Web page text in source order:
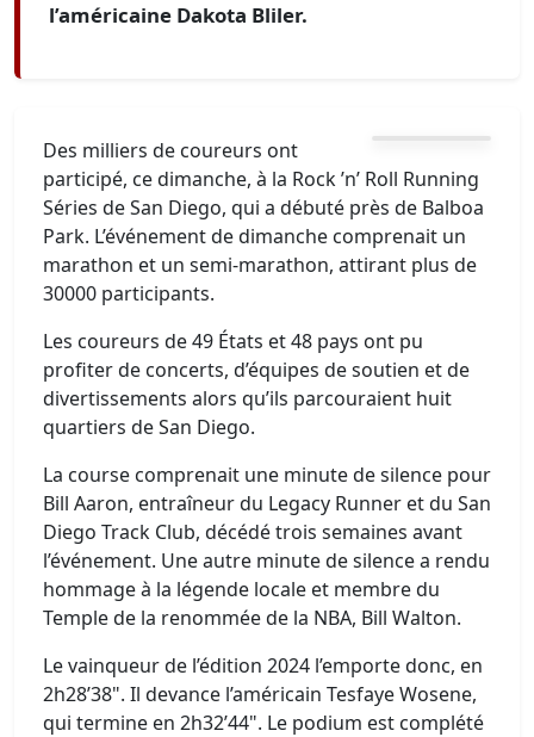
l’américaine Dakota Bliler.
Des milliers de coureurs ont
participé, ce dimanche, à la Rock ’n’ Roll Running
Séries de San Diego, qui a débuté près de Balboa
Park. L’événement de dimanche comprenait un
marathon et un semi-marathon, attirant plus de
30000 participants.
Les coureurs de 49 États et 48 pays ont pu
profiter de concerts, d’équipes de soutien et de
divertissements alors qu’ils parcouraient huit
quartiers de San Diego.
La course comprenait une minute de silence pour
Bill Aaron, entraîneur du Legacy Runner et du San
Diego Track Club, décédé trois semaines avant
l’événement. Une autre minute de silence a rendu
hommage à la légende locale et membre du
Temple de la renommée de la NBA, Bill Walton.
Le vainqueur de l’édition 2024 l’emporte donc, en
2h28’38". Il devance l’américain Tesfaye Wosene,
qui termine en 2h32’44". Le podium est complété